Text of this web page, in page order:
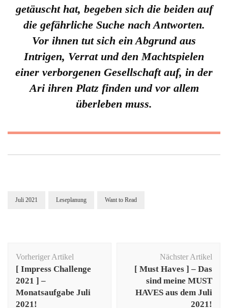
getäuscht hat, begeben sich die beiden auf
die gefährliche Suche nach Antworten.
Vor ihnen tut sich ein Abgrund aus
Intrigen, Verrat und den Machtspielen
einer verborgenen Gesellschaft auf, in der
Ari ihren Platz finden und vor allem
überleben muss.
Juli 2021 Leseplanung Want to Read
Vorheriger Artikel
[ Impress Challenge
2021 ] –
Monatsaufgabe Juli
2021!
Nächster Artikel
[ Must Haves ] – Das
sind meine MUST
HAVES aus dem Juli
2021!